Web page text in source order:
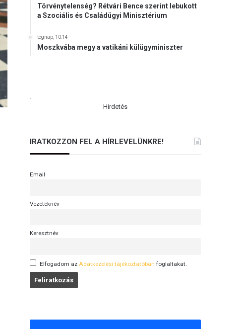
Törvénytelenség? Rétvári Bence szerint lebukott
a Szociális és Családügyi Minisztérium
tegnap, 10:14
Moszkvába megy a vatikáni külügyminiszter
.
Hirdetés
IRATKOZZON FEL A HÍRLEVELÜNKRE!
Email
Vezetéknév
Keresztnév
Elfogadom az Adatkezelési tájékoztatóban foglaltakat.